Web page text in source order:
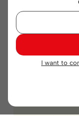
I want to
Cafés
Pertinence